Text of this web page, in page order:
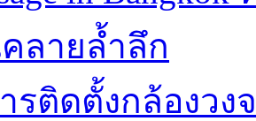
ลายล้ำลึก
รติดตั้งกล้องว